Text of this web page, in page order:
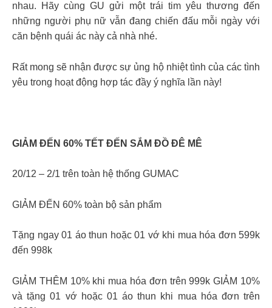
nhau. Hãy cùng GU gửi một trái tim yêu thương đến
những người phụ nữ vẫn đang chiến đấu mỗi ngày với
căn bệnh quái ác này cả nhà nhé.
Rất mong sẽ nhận được sự ủng hộ nhiệt tình của các tình
yêu trong hoạt động hợp tác đầy ý nghĩa lần này!
GIẢM ĐẾN 60% TẾT ĐẾN SẮM ĐỒ ĐÊ MÊ
20/12 – 2/1 trên toàn hệ thống GUMAC
GIẢM ĐẾN 60% toàn bộ sản phẩm
Tặng ngay 01 áo thun hoặc 01 vớ khi mua hóa đơn 599k
đến 998k
GIẢM THÊM 10% khi mua hóa đơn trên 999k GIẢM 10%
và tặng 01 vớ hoặc 01 áo thun khi mua hóa đơn trên